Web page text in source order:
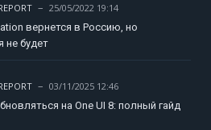
25/05/2022 19:14
вернется в Россию, но
не будет
03/11/2025 12:46
на One UI 8: полный гайд